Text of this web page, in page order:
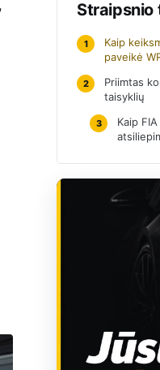
Straipsnio
1
Kaip
paveikė
2
Priimtas
taisyklių
3
Kaip